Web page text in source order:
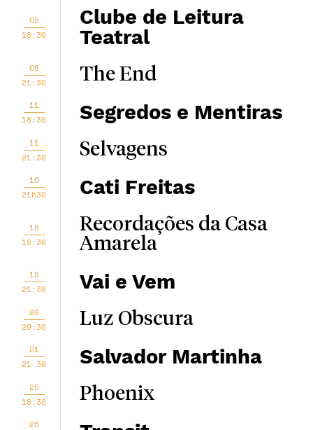
05
18:30
Clube de Leitura
Teatral
08
21:30
The End
11
18:30
Segredos e Mentiras
11
21:30
Selvagens
16
21h30
Cati Freitas
18
18:30
Recordações da Casa
Amarela
18
21:30
Vai e Vem
20
20:30
Luz Obscura
21
21:30
Salvador Martinha
25
18:30
Phoenix
25